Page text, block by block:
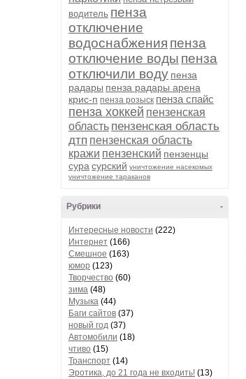
водитель пенза
отключение
водоснабжения пенза
отключение воды пенза
отключили воду пенза
радары пенза радары арена
крис-п пенза розыск пенза спайс
пенза хоккей пензенская
область пензенская область
дтп пензенская область
кражи пензенский пензенцы
сура сурский уничтожение насекомых
уничтожение тараканов
-
Рубрики
Интересные новости (222)
Интернет (166)
Смешное (163)
юмор (123)
Творчество (60)
зима (48)
Музыка (44)
Баги сайтов (37)
новый год (37)
Автомобили (18)
чтиво (15)
Транспорт (14)
Эротика, до 21 года не входить! (13)